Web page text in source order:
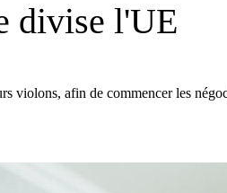
divise l'UE
violons, afin de commencer les